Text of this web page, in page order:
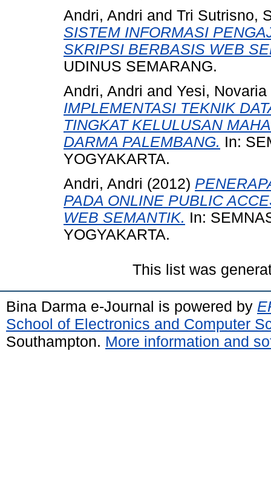
Andri, Andri and Tri Sutrisno,
SISTEM INFORMASI
SKRIPSI BERBASIS WEB
UDINUS SEMARANG.
Andri, Andri and Yesi,
IMPLEMENTASI TEKNIK
TINGKAT KELULUSAN
DARMA PALEMBANG. In:
YOGYAKARTA.
Andri, Andri (2012)
PADA ONLINE PUBLIC
WEB SEMANTIK. In:
YOGYAKARTA.
This list was
Bina Darma e-Journal is powered by
School of Electronics and Computer
Southampton. More information and